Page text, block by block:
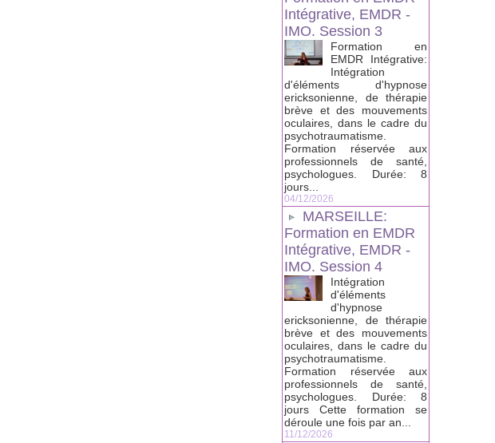
Intégrative, EMDR -
IMO. Session 3
Formation en
EMDR Intégrative:
Intégration
d'éléments d'hypnose
ericksonienne, de thérapie
brève et des mouvements
oculaires, dans le cadre du
psychotraumatisme.
Formation réservée aux
professionnels de santé,
psychologues. Durée: 8
jours...
04/12/2026
MARSEILLE:
Formation en EMDR
Intégrative, EMDR -
IMO. Session 4
Intégration
d'éléments
d'hypnose
ericksonienne, de thérapie
brève et des mouvements
oculaires, dans le cadre du
psychotraumatisme.
Formation réservée aux
professionnels de santé,
psychologues. Durée: 8
jours Cette formation se
déroule une fois par an...
11/12/2026